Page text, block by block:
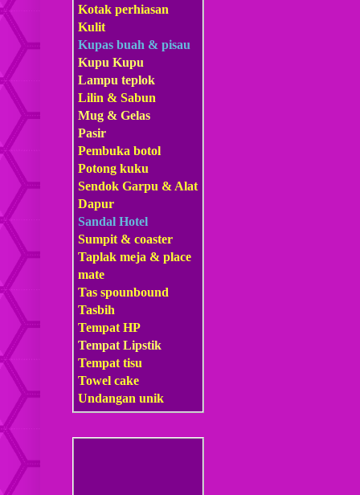
Kotak perhiasan
Kulit
Kupas buah & pisau
Kupu Kupu
Lampu teplok
Lilin & Sabun
Mug & Gelas
Pasir
Pembuka botol
Potong kuku
Sendok Garpu & Alat
Dapur
Sandal Hotel
Sumpit & coaster
Taplak meja & place
mate
Tas spounbound
Tasbih
Tempat HP
Tempat Lipstik
Tempat tisu
Towel cake
Undangan unik